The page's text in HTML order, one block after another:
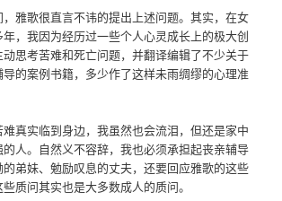
雅歌很直言不讳的提出上述问题。其实，在女
，我因为经历过一些个人心灵成长上的极大创
思考苦难和死亡问题，并翻译编辑了不少关于
的案例书籍，多少作了这样未雨绸缪的心理准
真实临到身边，我虽然也会流泪，但还是家中
人。自然义不容辞，我也必须承担起丧亲辅导
弟妹、勉励叹息的丈夫，还要回应雅歌的这些
质问其实也是大多数成人的质问。